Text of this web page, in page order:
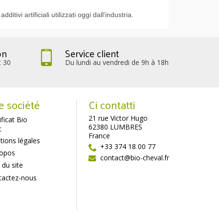
artificiali utilizzati oggi dall'industria.
30
Service client
Du lundi au vendredi de 9h à 18h
société
Bio
légales
du site
nous
Ci contatti
21 rue Victor Hugo
62380 LUMBRES
France
+33 374 18 00 77
contact@bio-cheval.fr